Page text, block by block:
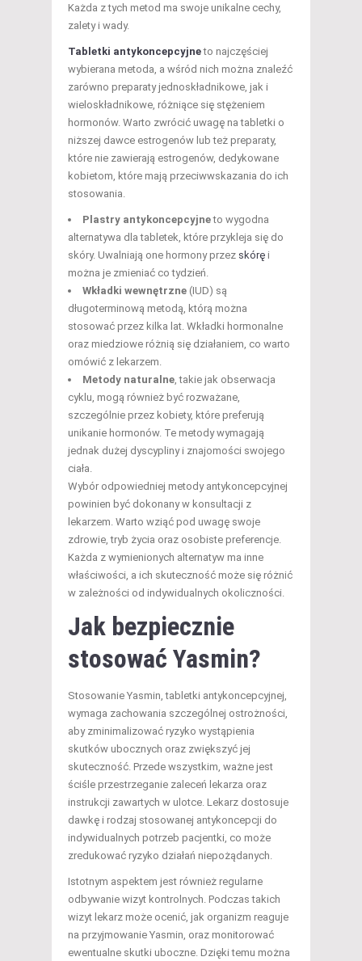
Każda z tych metod ma swoje unikalne cechy,
zalety i wady.
Tabletki antykoncepcyjneto najczęściej
wybierana metoda, a wśród nich można znaleźć
zarówno preparaty jednoskładnikowe, jak i
wieloskładnikowe, różniące się stężeniem
hormonów. Warto zwrócić uwagę na tabletki o
niższej dawce estrogenów lub też preparaty,
które nie zawierają estrogenów, dedykowane
kobietom, które mają przeciwwskazania do ich
stosowania.
Plastry antykoncepcyjneto wygodna
alternatywa dla tabletek, które przykleja się do
skóry. Uwalniają one hormony przez skórę i
można je zmieniać co tydzień.
Wkładki wewnętrzne (IUD) są
długoterminową metodą, którą można
stosować przez kilka lat. Wkładki hormonalne
oraz miedziowe różnią się działaniem, co warto
omówić z lekarzem.
Metody naturalne , takie jak obserwacja
cyklu, mogą również być rozważane,
szczególnie przez kobiety, które preferują
unikanie hormonów. Te metody wymagają
jednak dużej dyscypliny i znajomości swojego
ciała.
Wybór odpowiedniej metody antykoncepcyjnej
powinien być dokonany w konsultacji z
lekarzem. Warto wziąć pod uwagę swoje
zdrowie, tryb życia oraz osobiste preferencje.
Każda z wymienionych alternatyw ma inne
właściwości, a ich skuteczność może się różnić
w zależności od indywidualnych okoliczności.
Jak bezpiecznie
stosować Yasmin?
Stosowanie Yasmin, tabletki antykoncepcyjnej,
wymaga zachowania szczególnej ostrożności,
aby zminimalizować ryzyko wystąpienia
skutków ubocznych oraz zwiększyć jej
skuteczność. Przede wszystkim, ważne jest
ściśle przestrzeganie zaleceń lekarza oraz
instrukcji zawartych w ulotce. Lekarz dostosuje
dawkę i rodzaj stosowanej antykoncepcji do
indywidualnych potrzeb pacjentki, co może
zredukować ryzyko działań niepożądanych.
Istotnym aspektem jest również regularne
odbywanie wizyt kontrolnych. Podczas takich
wizyt lekarz może ocenić, jak organizm reaguje
na przyjmowanie Yasmin, oraz monitorować
ewentualne skutki uboczne. Dzięki temu można